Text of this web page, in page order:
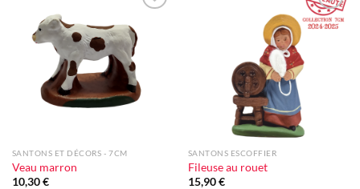
à la liste
d'envie
SANTONS ET DÉCORS - 7CM
Veau marron
10,30€
Ajouter
à la liste
SANTONS ESCOFFIER
Fileuse au rouet
15,90€